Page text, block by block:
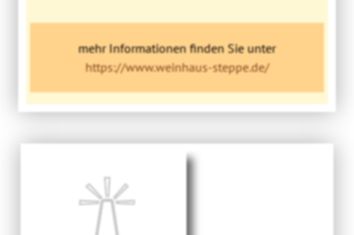
mehr Informationen finden Sie unter
https://www.weinhaus-steppe.de/